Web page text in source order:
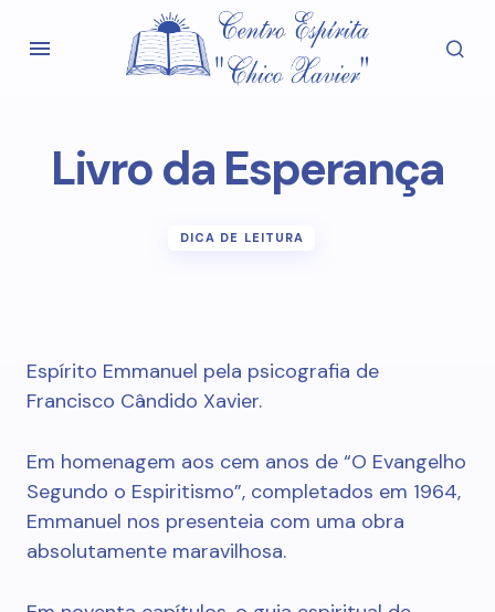
Livro da Esperança
DICA DE LEITURA
Espírito Emmanuel pela psicografia de
Francisco Cândido Xavier.
Em homenagem aos cem anos de “O Evangelho
Segundo o Espiritismo”, completados em 1964,
Emmanuel nos presenteia com uma obra
absolutamente maravilhosa.